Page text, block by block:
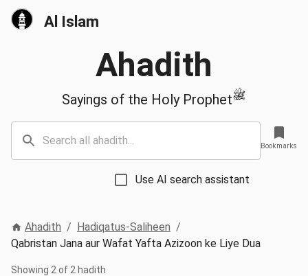
Al Islam
Ahadith
Sayings of the Holy Prophetﷺ
Use AI search assistant
Bookmarks
Ahadith / Hadiqatus-Saliheen /
Qabristan Jana aur Wafat Yafta Azizoon ke Liye Dua
Showing 2 of 2 hadith